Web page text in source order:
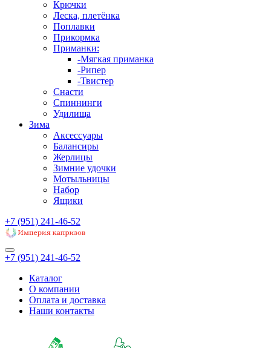
Крючки
Леска, плетёнка
Поплавки
Прикормка
Приманки:
-Мягкая приманка
-Рипер
-Твистер
Снасти
Спиннинги
Удилища
Зима
Аксессуары
Балансиры
Жерлицы
Зимние удочки
Мотыльницы
Набор
Ящики
+7 (951) 241-46-52
+7 (951) 241-46-52
Каталог
О компании
Оплата и доставка
Наши контакты